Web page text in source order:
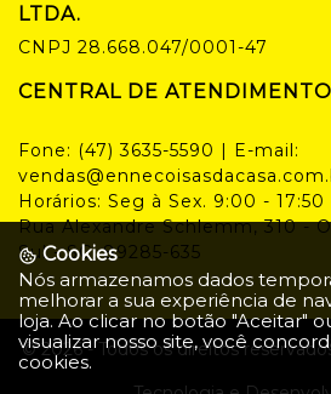
LTDA.
CNPJ 28.668.047/0001-47
CENTRAL DE
Fone: (47) 3635-5590 | E-mail:
Horários: Seg à Sex. 9:00 -
Rua Alexandre Schlemm, 310 -
Sul - SC, 89285-635
©2026- Todos os direitos
Cookies
Nós armazenamos dados
melhorar a sua experiência de
loja. Ao clicar no botão "Aceitar"
visualizar nosso site, você
cookies.